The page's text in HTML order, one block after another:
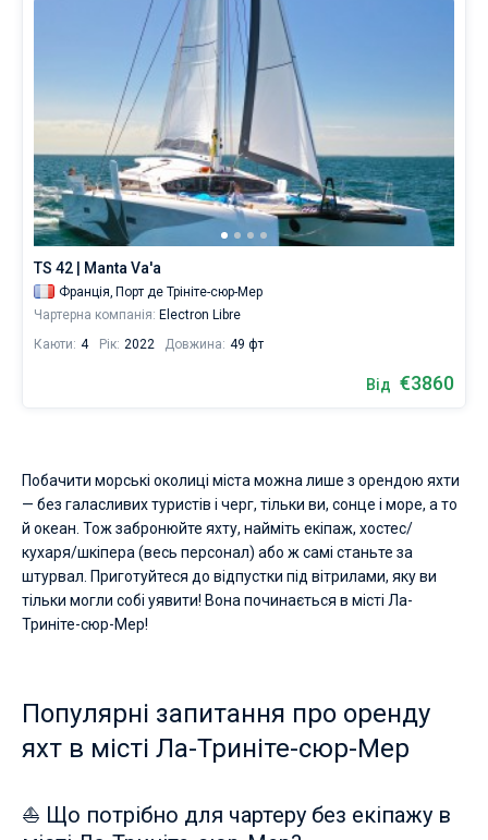
TS 42 | Manta Va'a
Франція, Порт де Трініте-сюр-Мер
Чартерна компанія: Electron Libre
Каюти: 4 Рік: 2022 Довжина: 49 фт
Від €3860
Побачити морські околиці міста можна лише з орендою яхти
— без галасливих туристів і черг, тільки ви, сонце і море, а то
й океан. Тож забронюйте яхту, найміть екіпаж, хостес/
кухаря/шкіпера (весь персонал) або ж самі станьте за
штурвал. Приготуйтеся до відпустки під вітрилами, яку ви
тільки могли собі уявити! Вона починається в місті Ла-
Триніте-сюр-Мер!
Популярні запитання про оренду
яхт в місті Ла-Триніте-сюр-Мер
⛵ Що потрібно для чартеру без екіпажу в